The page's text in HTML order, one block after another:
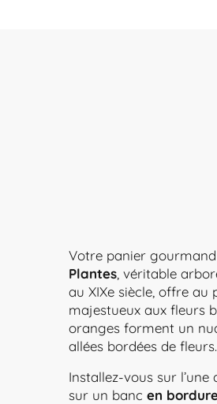
Votre panier
Plantes , véritable
au XIXe siècle, offre au
majestueux aux fleurs
oranges forment un
allées bordées de fleurs.
Installez-vous sur l’une
sur un banc en